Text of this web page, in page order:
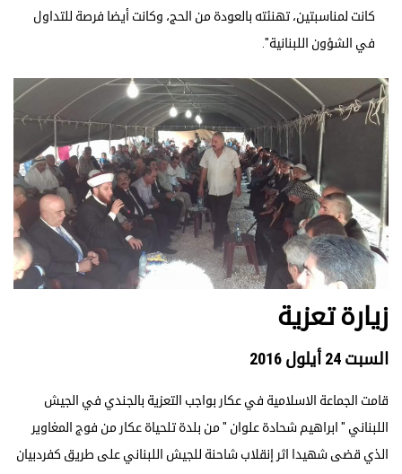
كانت لمناسبتين، تهنئته بالعودة من الحج، وكانت أيضا فرصة للتداول
في الشؤون اللبنانية".
زيارة تعزية
السبت 24 أيلول 2016
قامت الجماعة الاسلامية في عكار بواجب التعزية بالجندي في الجيش
اللبناني " ﺍﺑﺮﺍﻫﻴﻢ ﺷﺤﺎﺩﺓ ﻋﻠﻮﺍﻥ " ﻣﻦ ﺑﻠﺪﺓ ﺗﻠﺤﻴﺎﺓ ﻋﻜﺎﺭ ﻣﻦ ﻓﻮﺝ ﺍﻟﻤﻐﺎﻭﻳﺮ
الذي قضى شهيدا ﺍﺛﺮ ﺇﻧﻘﻼﺏ ﺷﺎﺣﻨﺔ ﻟﻠﺠﻴﺶ ﺍﻟﻠﺒﻨﺎﻧﻲ ﻋﻠﻰ ﻃﺮﻳﻖ ﻛﻔﺮﺩﺑﻴﺎﻥ